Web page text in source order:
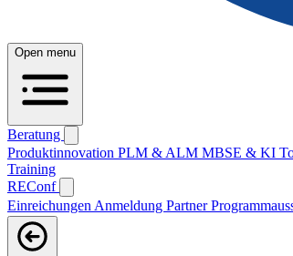
Open menu
Beratung
Produktinnovation PLM & ALM MBSE & KI
Training
REConf
Einreichungen Anmeldung Partner